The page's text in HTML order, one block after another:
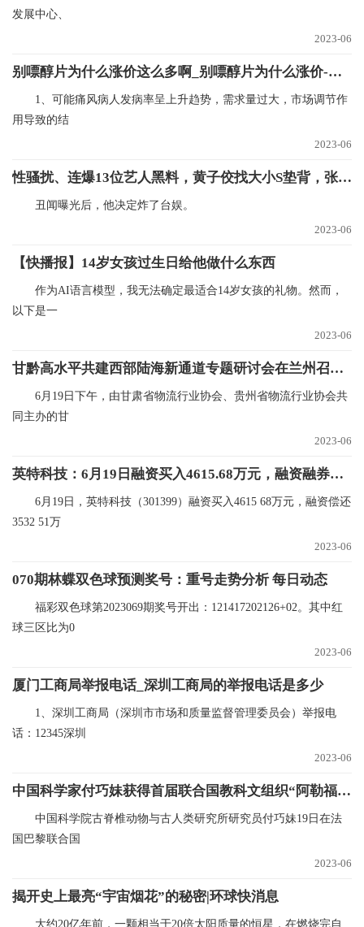
发展中心、
2023-06
别嘌醇片为什么涨价这么多啊_别嘌醇片为什么涨价-环球短讯
1、可能痛风病人发病率呈上升趋势，需求量过大，市场调节作
用导致的结
2023-06
性骚扰、连爆13位艺人黑料，黄子佼找大小S垫背，张兰直播间放《好日子》|每日速看
丑闻曝光后，他决定炸了台娱。
2023-06
【快播报】14岁女孩过生日给他做什么东西
作为AI语言模型，我无法确定最适合14岁女孩的礼物。然而，
以下是一
2023-06
甘黔高水平共建西部陆海新通道专题研讨会在兰州召开-环球快播报
6月19日下午，由甘肃省物流行业协会、贵州省物流行业协会共
同主办的甘
2023-06
英特科技：6月19日融资买入4615.68万元，融资融券余额6869.97万元_视焦点讯
6月19日，英特科技（301399）融资买入4615 68万元，融资偿还
3532 51万
2023-06
070期林蝶双色球预测奖号：重号走势分析 每日动态
福彩双色球第2023069期奖号开出：121417202126+02。其中红
球三区比为0
2023-06
厦门工商局举报电话_深圳工商局的举报电话是多少
1、深圳工商局（深圳市市场和质量监督管理委员会）举报电
话：12345深圳
2023-06
中国科学家付巧妹获得首届联合国教科文组织“阿勒福赞奖”-资讯
中国科学院古脊椎动物与古人类研究所研究员付巧妹19日在法
国巴黎联合国
2023-06
揭开史上最亮“宇宙烟花”的秘密|环球快消息
大约20亿年前，一颗相当于20倍太阳质量的恒星，在燃烧完自